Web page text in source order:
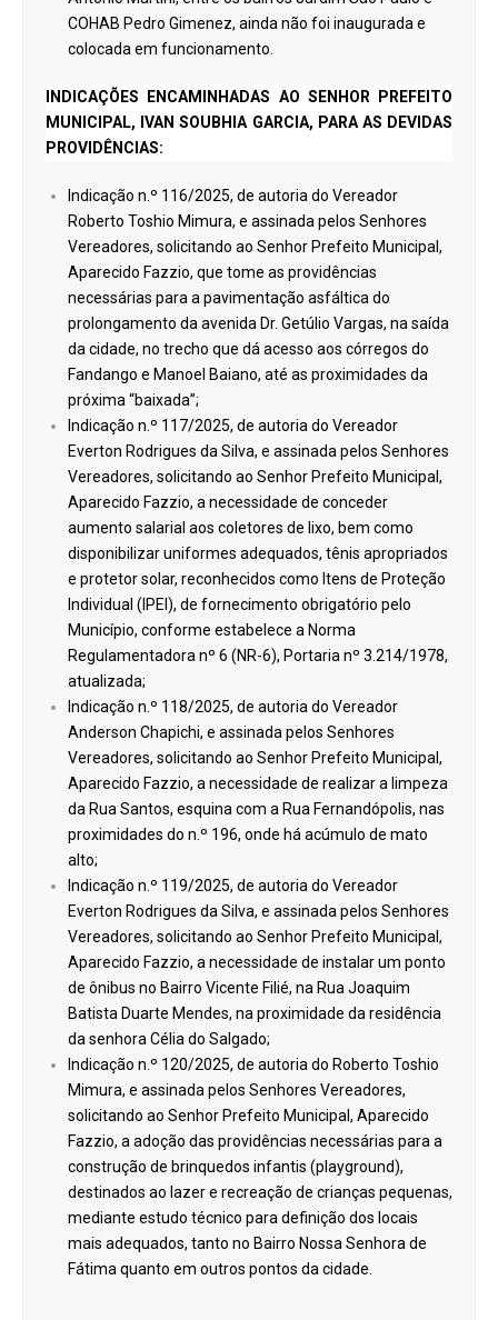
COHAB Pedro Gimenez, ainda não foi inaugurada e
colocada em funcionamento.
INDICAÇÕES ENCAMINHADAS AO SENHOR PREFEITO
MUNICIPAL, IVAN SOUBHIA GARCIA, PARA AS DEVIDAS
PROVIDÊNCIAS:
Indicação n.º 116/2025, de autoria do Vereador
Roberto Toshio Mimura, e assinada pelos Senhores
Vereadores, solicitando ao Senhor Prefeito Municipal,
Aparecido Fazzio, que tome as providências
necessárias para a pavimentação asfáltica do
prolongamento da avenida Dr. Getúlio Vargas, na saída
da cidade, no trecho que dá acesso aos córregos do
Fandango e Manoel Baiano, até as proximidades da
próxima “baixada”;
Indicação n.º 117/2025, de autoria do Vereador
Everton Rodrigues da Silva, e assinada pelos Senhores
Vereadores, solicitando ao Senhor Prefeito Municipal,
Aparecido Fazzio, a necessidade de conceder
aumento salarial aos coletores de lixo, bem como
disponibilizar uniformes adequados, tênis apropriados
e protetor solar, reconhecidos como Itens de Proteção
Individual (IPEI), de fornecimento obrigatório pelo
Município, conforme estabelece a Norma
Regulamentadora nº 6 (NR-6), Portaria nº 3.214/1978,
atualizada;
Indicação n.º 118/2025, de autoria do Vereador
Anderson Chapichi, e assinada pelos Senhores
Vereadores, solicitando ao Senhor Prefeito Municipal,
Aparecido Fazzio, a necessidade de realizar a limpeza
da Rua Santos, esquina com a Rua Fernandópolis, nas
proximidades do n.º 196, onde há acúmulo de mato
alto;
Indicação n.º 119/2025, de autoria do Vereador
Everton Rodrigues da Silva, e assinada pelos Senhores
Vereadores, solicitando ao Senhor Prefeito Municipal,
Aparecido Fazzio, a necessidade de instalar um ponto
de ônibus no Bairro Vicente Filié, na Rua Joaquim
Batista Duarte Mendes, na proximidade da residência
da senhora Célia do Salgado;
Indicação n.º 120/2025, de autoria do Roberto Toshio
Mimura, e assinada pelos Senhores Vereadores,
solicitando ao Senhor Prefeito Municipal, Aparecido
Fazzio, a adoção das providências necessárias para a
construção de brinquedos infantis (playground),
destinados ao lazer e recreação de crianças pequenas,
mediante estudo técnico para definição dos locais
mais adequados, tanto no Bairro Nossa Senhora de
Fátima quanto em outros pontos da cidade.